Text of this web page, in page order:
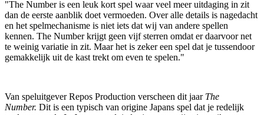
"The Number is een leuk kort spel waar veel meer uitdaging in zit
dan de eerste aanblik doet vermoeden. Over alle details is nagedacht
en het spelmechanisme is niet iets dat wij van andere spellen
kennen. The Number krijgt geen vijf sterren omdat er daarvoor net
te weinig variatie in zit. Maar het is zeker een spel dat je tussendoor
gemakkelijk uit de kast trekt om even te spelen."
Van speluitgever Repos Production verscheen dit jaar The
Number. Dit is een typisch van origine Japans spel dat je redelijk